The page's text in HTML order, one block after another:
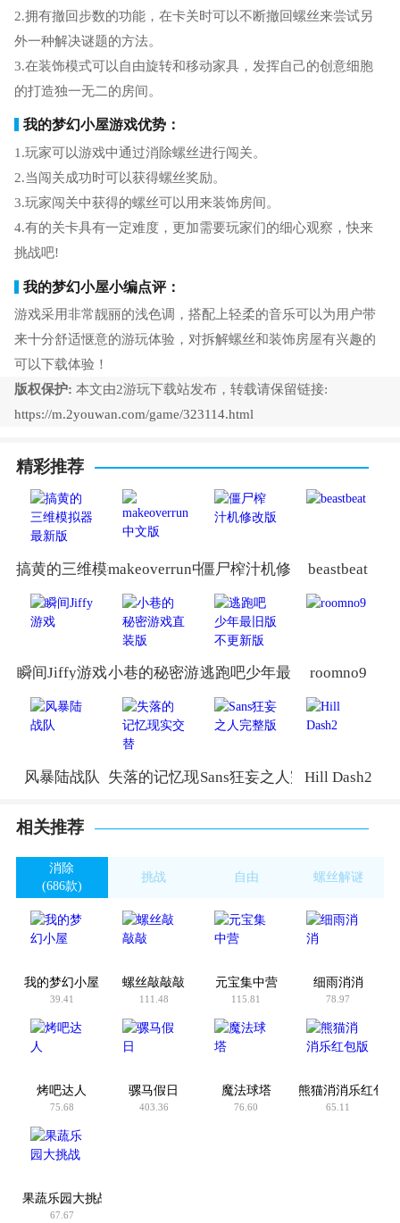
2.拥有撤回步数的功能，在卡关时可以不断撤回螺丝来尝试另
外一种解决谜题的方法。
3.在装饰模式可以自由旋转和移动家具，发挥自己的创意细胞
的打造独一无二的房间。
我的梦幻小屋游戏优势：
1.玩家可以游戏中通过消除螺丝进行闯关。
2.当闯关成功时可以获得螺丝奖励。
3.玩家闯关中获得的螺丝可以用来装饰房间。
4.有的关卡具有一定难度，更加需要玩家们的细心观察，快来
挑战吧!
我的梦幻小屋小编点评：
游戏采用非常靓丽的浅色调，搭配上轻柔的音乐可以为用户带
来十分舒适惬意的游玩体验，对拆解螺丝和装饰房屋有兴趣的
可以下载体验！
版权保护: 本文由2游玩下载站发布，转载请保留链接:
https://m.2youwan.com/game/323114.html
精彩推荐
搞黄的三维模拟器最新版
makeoverrun中文版僵尸榨汁机修改版beastbeat
瞬间Jiffy游戏小巷的秘密游戏直装版逃跑吧少年最旧版不更新版
roomno9
风暴陆战队 失落的记忆现实交替Sans狂妄之人完整版Hill Dash2
相关推荐
消除
(686款)
挑战
自由
螺丝解谜
我的梦幻小屋
39.41
螺丝敲敲敲
111.48
元宝集中营
115.81
细雨消消
78.97
烤吧达人
75.68
骡马假日
403.36
魔法球塔
76.60
熊猫消消乐红包版
65.11
果蔬乐园大挑战
67.67